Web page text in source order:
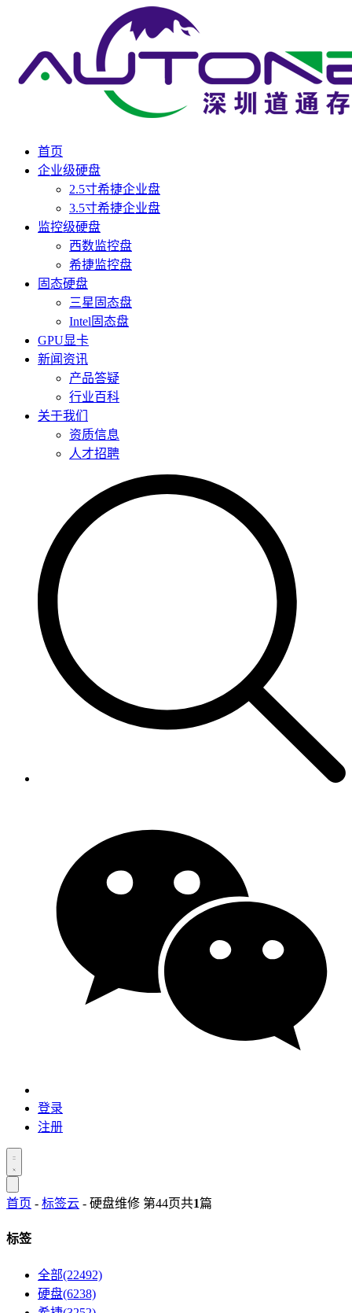
首页
企业级硬盘
2.5寸希捷企业盘
3.5寸希捷企业盘
监控级硬盘
西数监控盘
希捷监控盘
固态硬盘
三星固态盘
Intel固态盘
GPU显卡
新闻资讯
产品答疑
行业百科
关于我们
资质信息
人才招聘
登录
注册
首页 - 标签云 - 硬盘维修 第44页共1篇
标签
全部(22492)
硬盘(6238)